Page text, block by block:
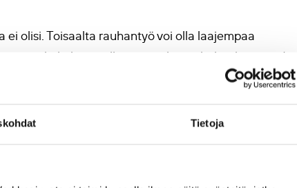
Tietoja
olisi. Toisaalta rauhantyö voi olla laajempaa
näkökulmia palkintotoimikunta halusi huomioida
Se edistää konfliktien ennaltaehkäisyä,
keskusteluun. Lisäksi se tarjoaa